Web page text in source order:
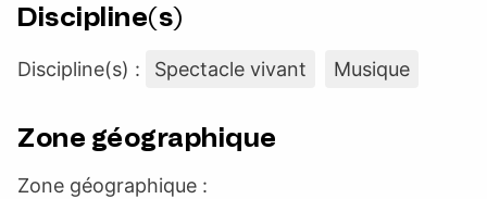
Discipline(s)
Discipline(s) : Spectacle vivant Musique
Zone géographique
Zone géographique :